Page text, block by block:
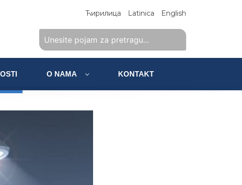
Ћирилица Latinica English
O NAMA KONTAKT